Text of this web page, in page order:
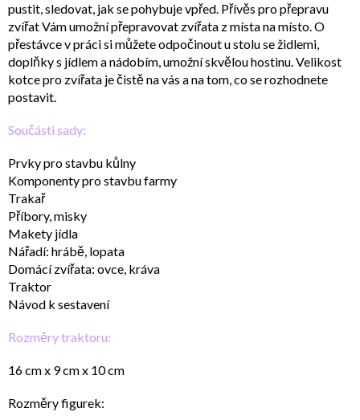
pustit, sledovat, jak se pohybuje vpřed. Přívěs pro přepravu
zvířat Vám umožní přepravovat zvířata z místa na místo. O
přestávce v práci si můžete odpočinout u stolu se židlemi,
doplňky s jídlem a nádobím, umožní skvělou hostinu. Velikost
kotce pro zvířata je čistě na vás a na tom, co se rozhodnete
postavit.
Součásti sady:
Prvky pro stavbu kůlny
Komponenty pro stavbu farmy
Trakař
Příbory, misky
Makety jídla
Nářadí: hrábě, lopata
Domácí zvířata: ovce, kráva
Traktor
Návod k sestavení
Rozměry traktoru:
16 cm x 9 cm x 10 cm
Rozměry figurek: